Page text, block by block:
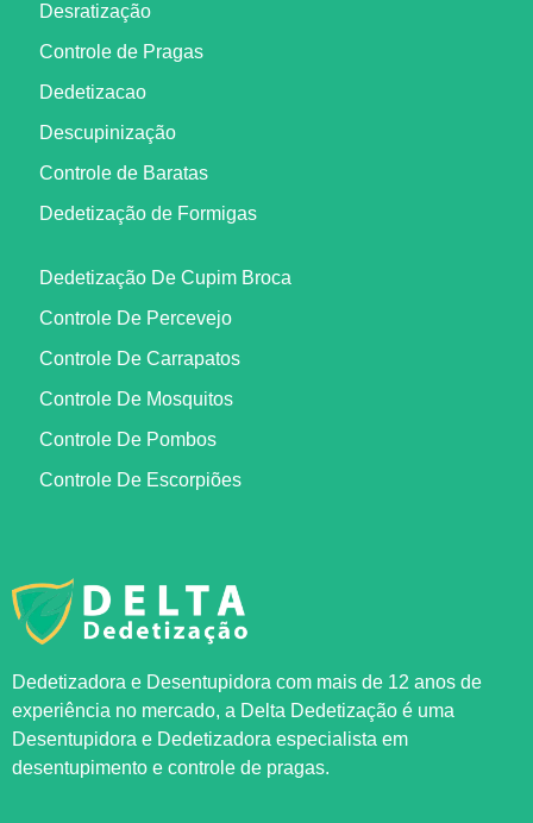
Dedetizadora e Desentupidora com mais de 12 anos de
experiência no mercado, a Delta Dedetização é uma
Desentupidora e Dedetizadora especialista em
desentupimento e controle de pragas.
Desratização
Controle de Pragas
Dedetizacao
Descupinização
Controle de Baratas
Dedetização de Formigas
Dedetização De Cupim Broca
Controle De Percevejo
Controle De Carrapatos
Controle De Mosquitos
Controle De Pombos
Controle De Escorpiões